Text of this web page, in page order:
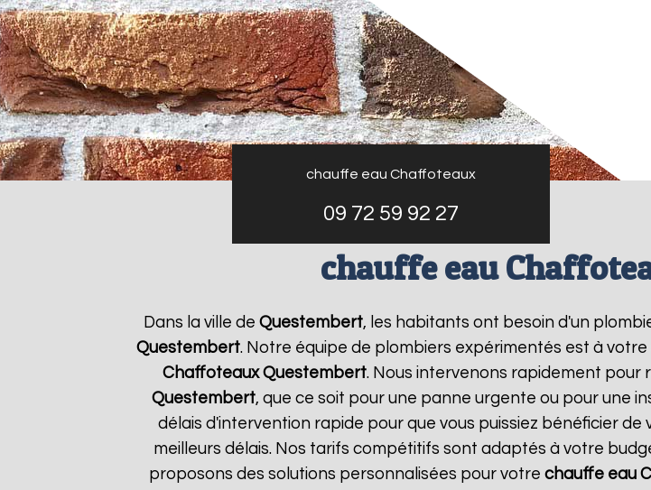
chauffe eau Chaffoteaux
09 72 59 92 27
chauffe eau
Dans la ville de Questembert, les habitants ont besoin d'un
Questembert. Notre équipe de plombiers expérimentés est à
Chaffoteaux Questembert. Nous intervenons rapidement
Questembert, que ce soit pour une panne urgente ou pour une
délais d'intervention rapide pour que vous puissiez bénéficier de
meilleurs délais. Nos tarifs compétitifs sont adaptés à votre
proposons des solutions personnalisées pour votre chauffe eau